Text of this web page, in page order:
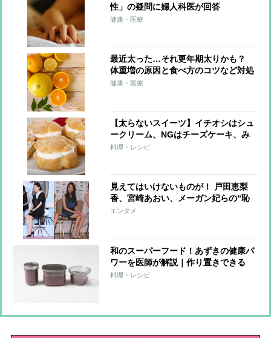
性」の疑問に婦人科医が回答
健康・医療
最近太った…それ更年期太りかも？
体重増の原因と食べ方のコツなど対処
法
健康・医療
【太らないスイーツ】イチオシはシュ
ークリーム、NGはチーズケーキ、み
たらし団子
料理・レシピ
見えてはいけないものが！ 戸田恵梨
香、宮崎あおい、メーガン妃らの“恥
ずかしい”写真
エンタメ
和のスーパーフード！あずきの健康パ
ワーを医師が解説｜作り置きできる
「煮あずき」レシピも
料理・レシピ